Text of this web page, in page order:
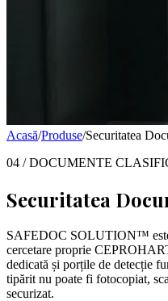
Acasă/Produse/Securitatea
04 / DOCUMENTE
Securitatea
SAFEDOC SOLUTION™
cercetare proprie
dedicată și porțile de detecție
tipărit nu poate fi fotocopiat,
securizat.